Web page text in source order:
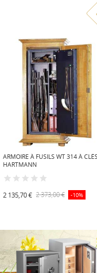
ARMOIRE À FUSILS WT 314 À CLÉS
HARTMANN
2 135,70 € 2 373,00 € -10%